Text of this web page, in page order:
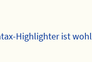
Highlighter ist wohl